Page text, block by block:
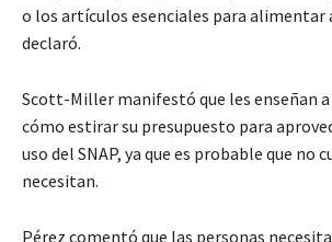
o los artículos esenciales para alimentar
declaró.
Scott-Miller manifestó que les enseñan a
cómo estirar su presupuesto para
uso del SNAP, ya que es probable que no
necesitan.
Pérez comentó que las personas